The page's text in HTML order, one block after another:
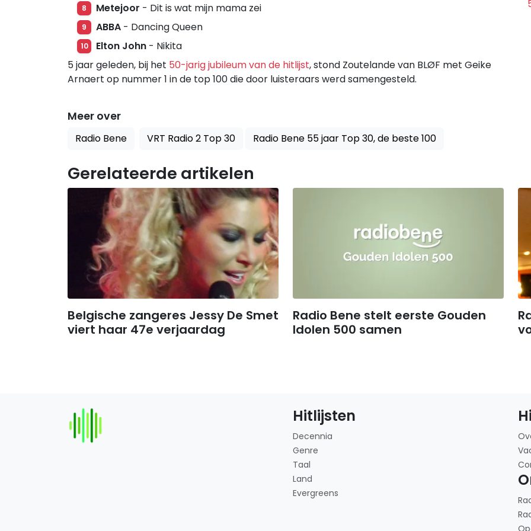
8 Metejoor - Dit is wat mijn mama zei
9 ABBA - Dancing Queen
10 Elton John - Nikita
5 jaar geleden, bij het 50-jarig jubileum van de hitlijst, stond Zoutelande van BLØF met Geike
Arnaert op nummer 1 in de top 100 die door luisteraars werd samengesteld.
Meer over
Radio Bene VRT Radio 2 Top 30 Radio Bene 55 jaar Top 30, de beste 100
Gerelateerde artikelen
Belgische zangeres Jessy De Smet
viert haar 47e verjaardag
Radio Bene stelt eerste Gouden
Idolen 500 samen
Hitlijsten
Decennia
Genre
Taal
Land
Evergreens